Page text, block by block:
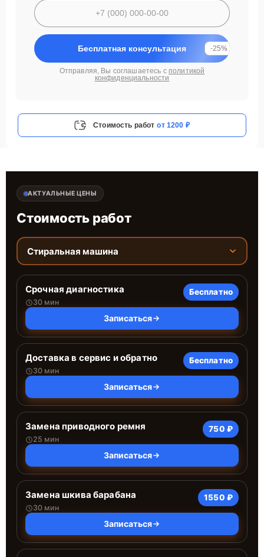
Бесплатная консультация -25%
Отправляя, Вы соглашаетесь с политикой
конфиденциальности
Стоимость работ от 1200 ₽
АКТУАЛЬНЫЕ ЦЕНЫ
Стоимость работ
Стиральная машина
Срочная диагностика
30 мин
Бесплатно
Записаться
Доставка в сервис и обратно
30 мин
Бесплатно
Записаться
Замена приводного ремня
25 мин
750 ₽
Записаться
Замена шкива барабана
30 мин
1550 ₽
Записаться